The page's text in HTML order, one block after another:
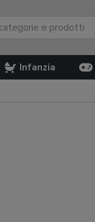
Infanzia